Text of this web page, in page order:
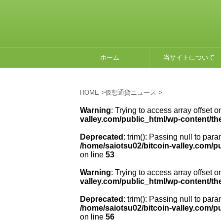
ホーム 当サイトについて
HOME >仮想通貨ニュース >
Warning: Trying to access array offset
valley.com/public_html/wp-content/
Deprecated : trim(): Passing null to
/home/saiotsu02/bitcoin-valley.com/
on line 53
Warning: Trying to access array offset
valley.com/public_html/wp-content/
Deprecated : trim(): Passing null to
/home/saiotsu02/bitcoin-valley.com/
on line 56